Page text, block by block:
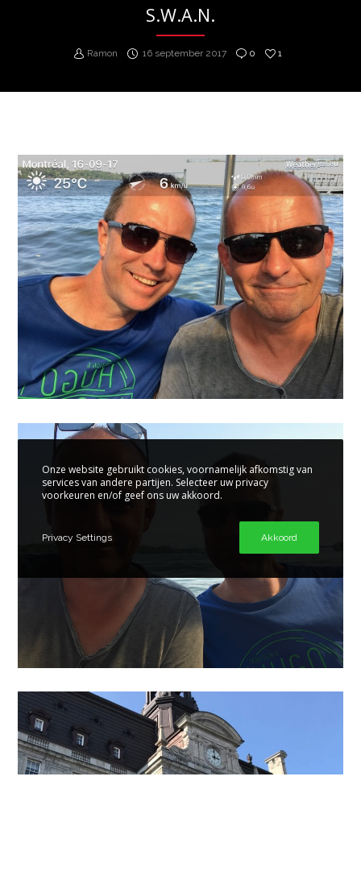
S.W.A.N.
Ramon 16 september 2017 0 1
Onze website gebruikt cookies, voornamelijk afkomstig van
services van andere partijen. Selecteer uw privacy
voorkeuren en/of geef ons uw akkoord.
Privacy Settings Akkoord